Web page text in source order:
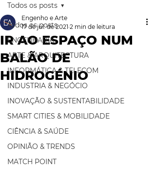
Todos os posts
ENGENHARIA
ARTE & ARQUITECTURA
INFORMÁTICA & TELECOM
INDUSTRIA & NEGÓCIO
INOVAÇÃO & SUSTENTABILIDADE
SMART CITIES & MOBILIDADE
CIÊNCIA & SAÚDE
OPINIÃO & TRENDS
MATCH POINT
Todos os posts
IR AO ESPAÇO NUM
BALÃO DE
HIDROGÉNIO
Engenho e Arte
17 de jul. de 2021 2 min de leitura